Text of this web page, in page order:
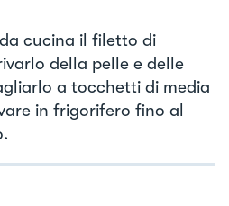
cucina il filetto di
della pelle e delle
a tocchetti di media
in frigorifero fino al